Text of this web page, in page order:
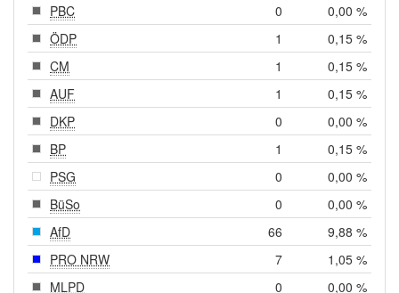
PBC
0
0,00 %
ÖDP
1
0,15 %
CM
1
0,15 %
AUF
1
0,15 %
DKP
0
0,00 %
BP
1
0,15 %
PSG
0
0,00 %
BüSo
0
0,00 %
AfD
66
9,88 %
PRO NRW
7
1,05 %
MLPD
0
0,00 %